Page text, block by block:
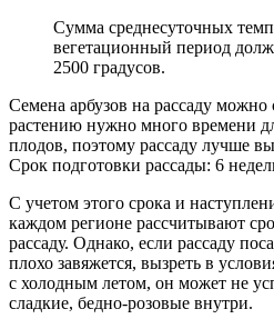
Сумма среднесуточных
вегетационный период
2500 градусов.
Семена арбузов на рассаду можно
растению нужно много времени
плодов, поэтому рассаду лучше
Срок подготовки рассады: 6
С учетом этого срока и
каждом регионе рассчитывают
рассаду. Однако, если рассаду
плохо завяжется, вызреть в
с холодным летом, он может не
сладкие, бедно-розовые внутри.